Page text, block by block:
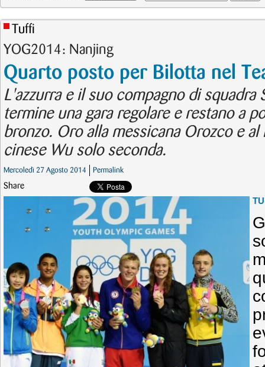
Tuffi
YOG2014: Nanjing
Quarto posto per Bilotta nel
L'azzurra e il suo compagno di squadra
termine una gara regolare e restano a
bronzo. Oro alla messicana Orozco e al
cinese Wu solo seconda.
Mercoledì 27 Agosto 2014 Permalink
Share